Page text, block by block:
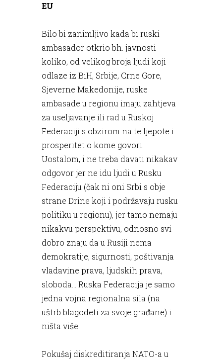
EU
Bilo bi zanimljivo kada bi ruski
ambasador otkrio bh. javnosti
koliko, od velikog broja ljudi koji
odlaze iz BiH, Srbije, Crne Gore,
Sjeverne Makedonije, ruske
ambasade u regionu imaju zahtjeva
za useljavanje ili rad u Ruskoj
Federaciji s obzirom na te ljepote i
prosperitet o kome govori.
Uostalom, i ne treba davati nikakav
odgovor jer ne idu ljudi u Rusku
Federaciju (čak ni oni Srbi s obje
strane Drine koji i podržavaju rusku
politiku u regionu), jer tamo nemaju
nikakvu perspektivu, odnosno svi
dobro znaju da u Rusiji nema
demokratije, sigurnosti, poštivanja
vladavine prava, ljudskih prava,
sloboda... Ruska Federacija je samo
jedna vojna regionalna sila (na
uštrb blagodeti za svoje građane) i
ništa više.
Pokušaj diskreditiranja NATO-a u